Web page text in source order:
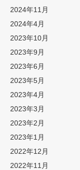
2024年11月
2024年4月
2023年10月
2023年9月
2023年6月
2023年5月
2023年4月
2023年3月
2023年2月
2023年1月
2022年12月
2022年11月